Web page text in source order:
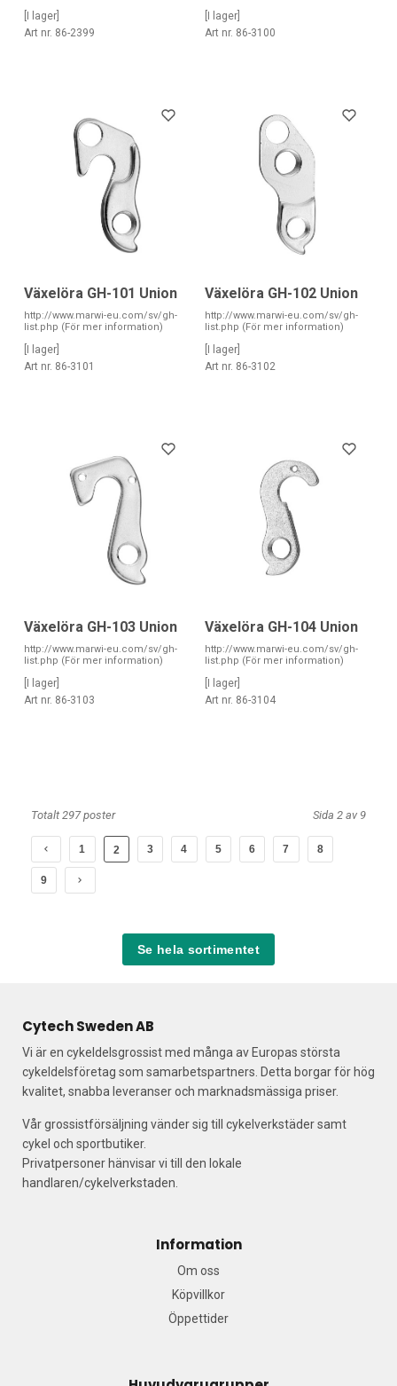
[I lager]
Art nr. 86-2399
[I lager]
Art nr. 86-3100
Växelöra GH-101 Union
http://www.marwi-eu.com/sv/gh-
list.php (För mer information)
[I lager]
Art nr. 86-3101
Växelöra GH-102 Union
http://www.marwi-eu.com/sv/gh-
list.php (För mer information)
[I lager]
Art nr. 86-3102
Växelöra GH-103 Union
http://www.marwi-eu.com/sv/gh-
list.php (För mer information)
[I lager]
Art nr. 86-3103
Växelöra GH-104 Union
http://www.marwi-eu.com/sv/gh-
list.php (För mer information)
[I lager]
Art nr. 86-3104
Totalt 297 poster Sida 2 av 9
1 2 3 4 5 6 7 8
9
Se hela sortimentet
Cytech Sweden AB
Vi är en cykeldelsgrossist med många av Europas största
cykeldelsföretag som samarbetspartners. Detta borgar för hög
kvalitet, snabba leveranser och marknadsmässiga priser.
Vår grossistförsäljning vänder sig till cykelverkstäder samt
cykel och sportbutiker.
Privatpersoner hänvisar vi till den lokale
handlaren/cykelverkstaden.
Information
Om oss
Köpvillkor
Öppettider